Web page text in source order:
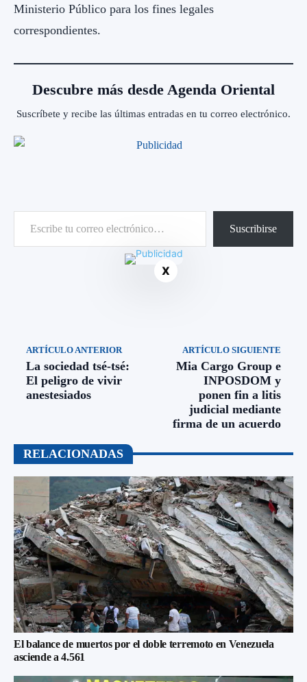
Ministerio Público para los fines legales
correspondientes.
Descubre más desde Agenda Oriental
Suscríbete y recibe las últimas entradas en tu correo electrónico.
Escribe tu correo electrónico…
Suscribirse
ARTÍCULO ANTERIOR
La sociedad tsé-tsé:
El peligro de vivir
anestesiados
ARTÍCULO SIGUIENTE
Mia Cargo Group e
INPOSDOM y
ponen fin a litis
judicial mediante
firma de un acuerdo
RELACIONADAS
El balance de muertos por el doble terremoto en Venezuela
asciende a 4.561
X